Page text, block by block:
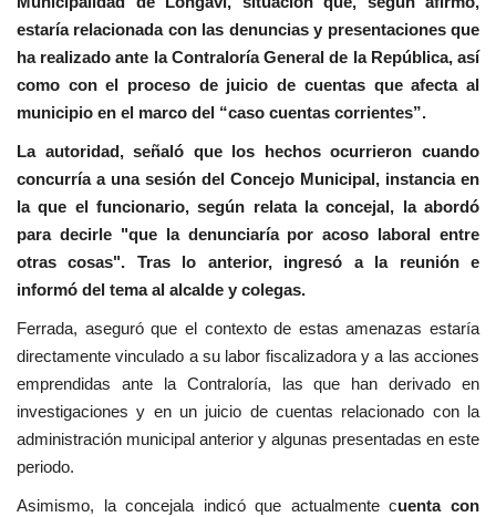
estaría relacionada con las denuncias y presentaciones que
ha realizado ante la Contraloría General de la República, así
como con el proceso de juicio de cuentas que afecta al
municipio en el marco del “caso cuentas corrientes”.
La autoridad, señaló que los hechos ocurrieron cuando
concurría a una sesión del Concejo Municipal, instancia en
la que el funcionario, según relata la concejal, la abordó
para decirle "que la denunciaría por acoso laboral entre
otras cosas". Tras lo anterior, ingresó a la reunión e
informó del tema al alcalde y colegas.
Ferrada, aseguró que el contexto de estas amenazas estaría
directamente vinculado a su labor fiscalizadora y a las acciones
emprendidas ante la Contraloría, las que han derivado en
investigaciones y en un juicio de cuentas relacionado con la
administración municipal anterior y algunas presentadas en este
periodo.
Asimismo, la concejala indicó que actualmente cuenta con